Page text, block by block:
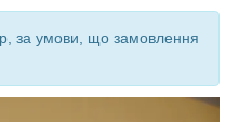
за умови, що замовлення